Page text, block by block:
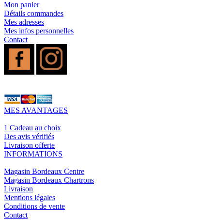
Mon panier
Détails commandes
Mes adresses
Mes infos personnelles
Contact
MES AVANTAGES
1 Cadeau au choix
Des avis vérifiés
Livraison offerte
INFORMATIONS
Magasin Bordeaux Centre
Magasin Bordeaux Chartrons
Livraison
Mentions légales
Conditions de vente
Contact